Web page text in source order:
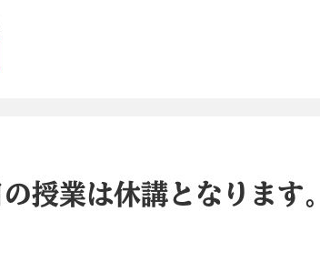
授業は休講となります。